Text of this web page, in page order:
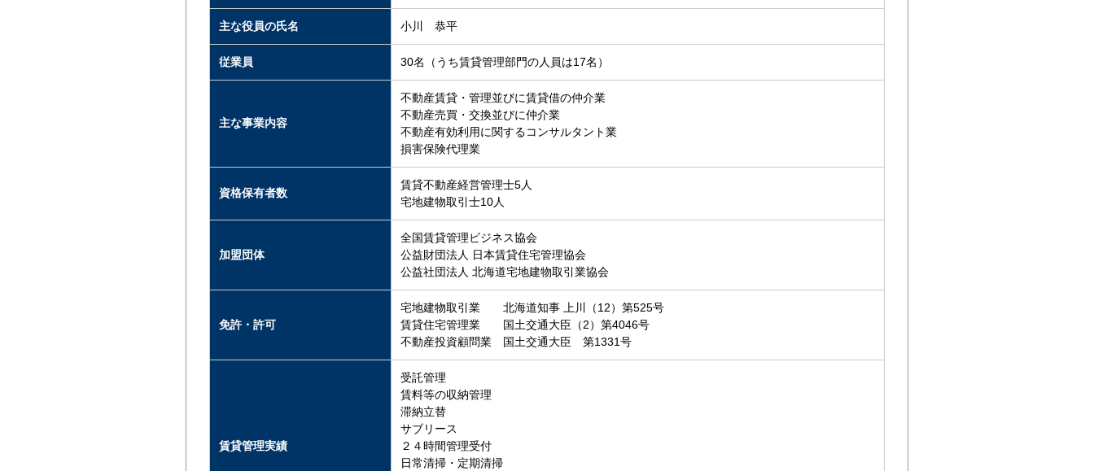
主な役員の氏名 小川 恭平
従業員 30名（うち賃貸管理部門の人員は17名）
主な事業内容
不動産賃貸・管理並びに賃貸借の仲介業
不動産売買・交換並びに仲介業
不動産有効利用に関するコンサルタント業
損害保険代理業
資格保有者数
賃貸不動産経営管理士5人
宅地建物取引士10人
加盟団体
全国賃貸管理ビジネス協会
公益財団法人 日本賃貸住宅管理協会
公益社団法人 北海道宅地建物取引業協会
免許・許可
宅地建物取引業 北海道知事 上川（12）第525号
賃貸住宅管理業 国土交通大臣（2）第4046号
不動産投資顧問業 国土交通大臣 第1331号
賃貸管理実績
受託管理
賃料等の収納管理
滞納立替
サブリース
２４時間管理受付
日常清掃・定期清掃